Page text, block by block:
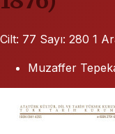
Cilt: 77 Sayı: 280 1
Muzaffer